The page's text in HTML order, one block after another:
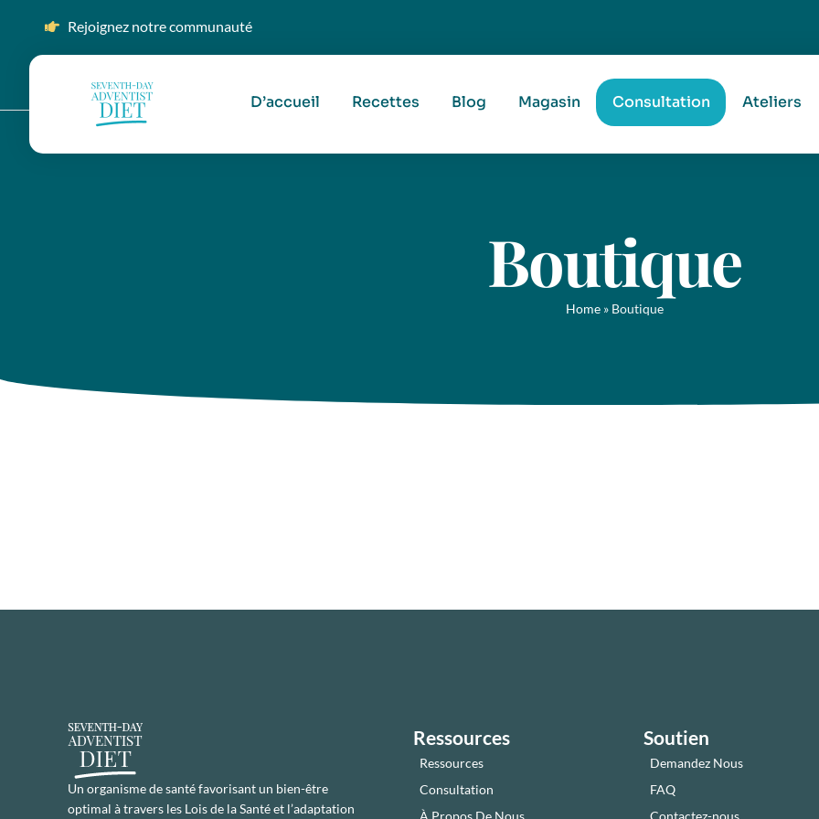
Rejoignez notre communauté
D’accueil Recettes Blog Magasin Consultation Ateliers
Boutique
Home» Boutique
Un organisme de santé favorisant un bien-être
optimal à travers les Lois de la Santé et l’adaptation
Ressources
Ressources
Consultation
À Propos De Nous
Soutien
Demandez Nous
FAQ
Contactez-nous